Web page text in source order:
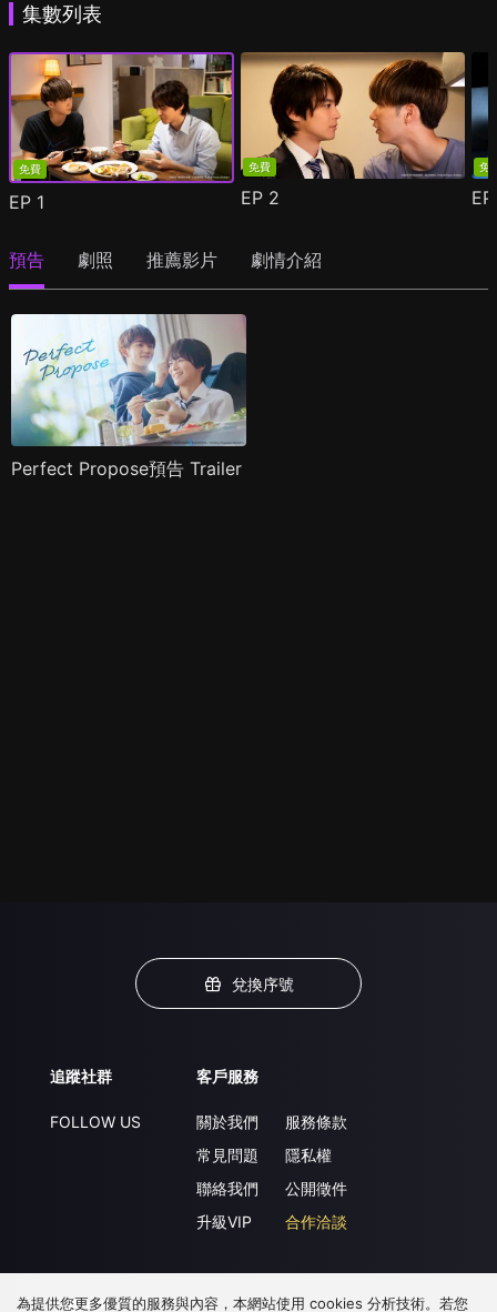
集數列表
免費
EP 1
免費
EP 2
免
預告 劇照 推薦影片 劇情介紹
Perfect Propose預告 Trailer
兌換序號
追蹤社群
FOLLOW US
客戶服務
關於我們
常見問題
聯絡我們
升級VIP
服務條款
隱私權
公開徵件
合作洽談
下載 APP
為提供您更多優質的服務與內容，本網站使用 cookies 分析技術。若您